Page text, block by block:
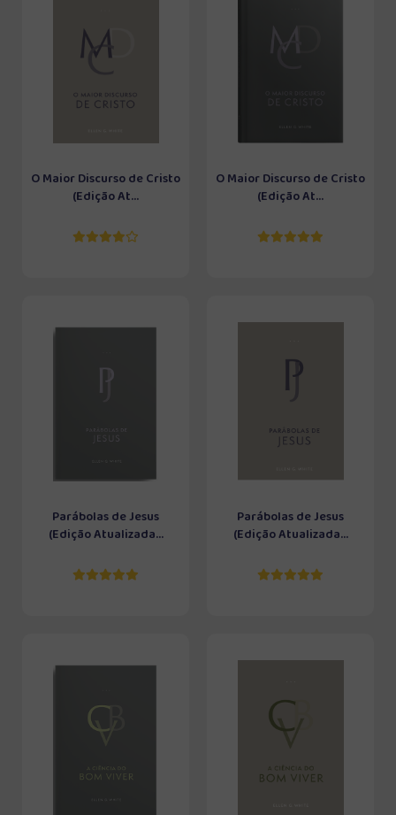
O Maior Discurso de Cristo
(Edição At...
O Maior Discurso de Cristo
(Edição At...
Parábolas de Jesus
(Edição Atualizada...
Parábolas de Jesus
(Edição Atualizada...